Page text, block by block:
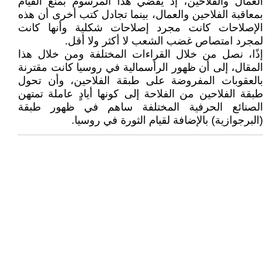
بمعاقبة الفلاحين والعمال، بينما تجادل كتب أخرى أن هذه
الإصلاحات كانت مجرد إصلاحات شكلية وأنها كانت
لمجرد امتصاص غضب الشعب لا أكثر ولا أقل.
إذًا، نصل من خلال القراءات المختلفة ومن خلال هذا
المقال، إلى أن ظهور الرأسمالية في روسيا كانت مقترنة
بالعقوبات المفروضة على طبقة الفلاحين، وأن تحول
طبقة الفلاحين من الفلاحة إلى كونها أيادٍ عاملة تمتهن
الصنائع الحرفية المختلفة ساهم في ظهور طبقة
(البرجوازية) بالإضافة لقيام الثورة في روسيا.